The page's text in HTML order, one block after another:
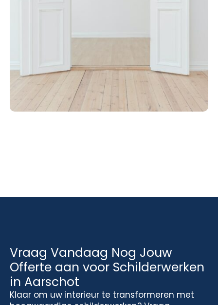
Vraag Vandaag Nog Jouw
Offerte aan voor Schilderwerken
in Aarschot
Klaar om uw interieur te transformeren met